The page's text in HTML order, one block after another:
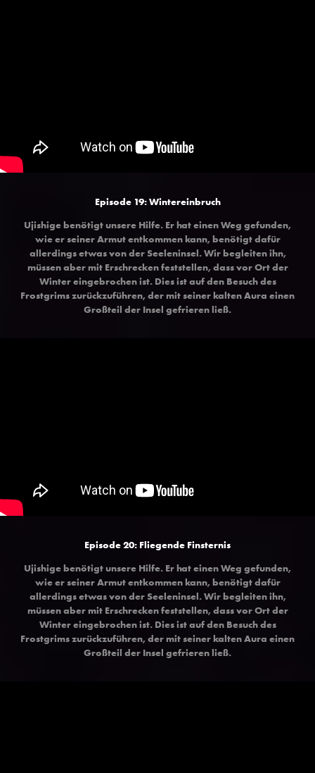
Episode 19: Wintereinbruch
Ujishige benötigt unsere Hilfe. Er hat einen Weg gefunden,
wie er seiner Armut entkommen kann, benötigt dafür
allerdings etwas von der Seeleninsel. Wir begleiten ihn,
müssen aber mit Erschrecken feststellen, dass vor Ort der
Winter eingebrochen ist. Dies ist auf den Besuch des
Frostgrims zurückzuführen, der mit seiner kalten Aura einen
Großteil der Insel gefrieren ließ.
Episode 20: Fliegende Finsternis
Ujishige benötigt unsere Hilfe. Er hat einen Weg gefunden,
wie er seiner Armut entkommen kann, benötigt dafür
allerdings etwas von der Seeleninsel. Wir begleiten ihn,
müssen aber mit Erschrecken feststellen, dass vor Ort der
Winter eingebrochen ist. Dies ist auf den Besuch des
Frostgrims zurückzuführen, der mit seiner kalten Aura einen
Großteil der Insel gefrieren ließ.